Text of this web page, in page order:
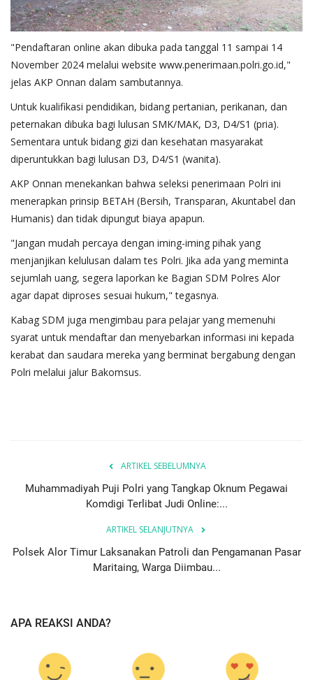
"Pendaftaran online akan dibuka pada tanggal 11 sampai 14
November 2024 melalui website www.penerimaan.polri.go.id,"
jelas AKP Onnan dalam sambutannya.
Untuk kualifikasi pendidikan, bidang pertanian, perikanan, dan
peternakan dibuka bagi lulusan SMK/MAK, D3, D4/S1 (pria).
Sementara untuk bidang gizi dan kesehatan masyarakat
diperuntukkan bagi lulusan D3, D4/S1 (wanita).
AKP Onnan menekankan bahwa seleksi penerimaan Polri ini
menerapkan prinsip BETAH (Bersih, Transparan, Akuntabel dan
Humanis) dan tidak dipungut biaya apapun.
"Jangan mudah percaya dengan iming-iming pihak yang
menjanjikan kelulusan dalam tes Polri. Jika ada yang meminta
sejumlah uang, segera laporkan ke Bagian SDM Polres Alor
agar dapat diproses sesuai hukum," tegasnya.
Kabag SDM juga mengimbau para pelajar yang memenuhi
syarat untuk mendaftar dan menyebarkan informasi ini kepada
kerabat dan saudara mereka yang berminat bergabung dengan
Polri melalui jalur Bakomsus.
ARTIKEL SEBELUMNYA
Muhammadiyah Puji Polri yang Tangkap Oknum Pegawai
Komdigi Terlibat Judi Online:...
ARTIKEL SELANJUTNYA
Polsek Alor Timur Laksanakan Patroli dan Pengamanan Pasar
Maritaing, Warga Diimbau...
APA REAKSI ANDA?